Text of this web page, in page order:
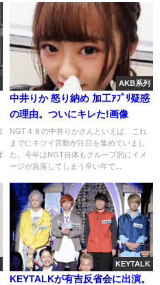
AKB系列
中井りか 怒り納め 加工ｱﾌﾟﾘ疑惑
の理由。ついにキレた!画像
NGT４８の中井りかさんといえば、これ
までにキツイ言動が注目を集めていまし
た。今年はNGT自体もグループ的にイメ
ージが急落してしまう辛い年で...
KEYTALK
KEYTALKが有吉反省会に出演。